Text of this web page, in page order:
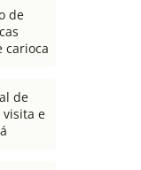
de
carioca
de
visita e